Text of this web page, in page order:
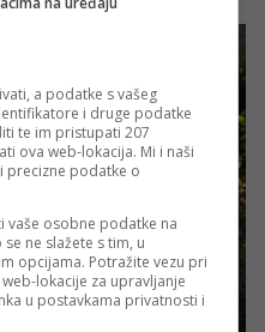
a podatke s vašeg
i druge podatke
te im pristupati 207
ova web-lokacija. Mi i naši
podatke o
vaše osobne podatke na
ne slažete s tim, u
opcijama. Potražite vezu pri
lokacije za upravljanje
u postavkama privatnosti i